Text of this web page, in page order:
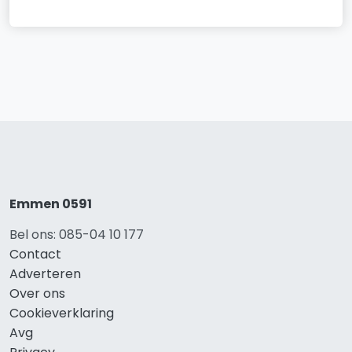
Emmen 0591
Bel ons: 085-04 10 177
Contact
Adverteren
Over ons
Cookieverklaring
Avg